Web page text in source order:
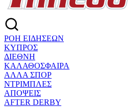
ΡΟΗ ΕΙΔΗΣΕΩΝ
ΚΥΠΡΟΣ
ΔΙΕΘΝΗ
ΚΑΛΑΘΟΣΦΑΙΡΑ
ΑΛΛΑ ΣΠΟΡ
ΝΤΡΙΜΠΛΕΣ
ΑΠΟΨΕΙΣ
AFTER DERBY